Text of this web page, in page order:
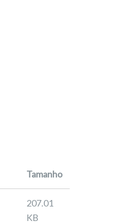
Tamanho
207.01
KB